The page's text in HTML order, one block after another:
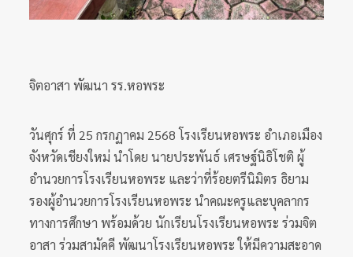
จิตอาสา พัฒนา รร.หอพระ
วันศุกร์ ที่ 25 กรกฏาคม 2568 โรงเรียนหอพระ อำเภอเมือง
จังหวัดเชียงใหม่ นำโดย นายประพันธ์ เศรษฐ์นิธิโชติ ผู้
อำนวยการโรงเรียนหอพระ และว่าที่ร้อยตรีนิมิตร ธิยาม
รองผู้อำนวยการโรงเรียนหอพระ นำคณะครูและบุคลากร
ทางการศึกษา พร้อมด้วย นักเรียนโรงเรียนหอพระ ร่วมจิต
อาสา ร่วมสามัคคี พัฒนาโรงเรียนหอพระ ให้มีความสะอาด